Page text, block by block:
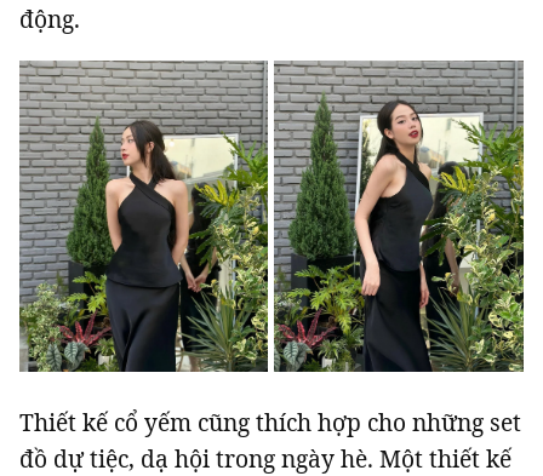
động.
Thiết kế cổ yếm cũng thích hợp cho những set
đồ dự tiệc, dạ hội trong ngày hè. Một thiết kế